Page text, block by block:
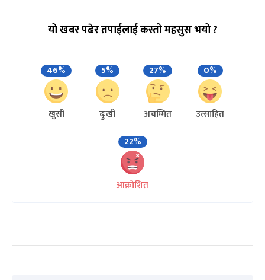
यो खबर पढेर तपाईलाई कस्तो महसुस भयो ?
46%
खुसी
5%
दुःखी
27%
अचम्मित
0%
उत्साहित
22%
आक्रोशित